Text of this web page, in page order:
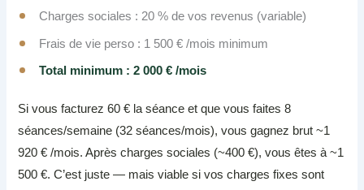
Charges sociales : 20 % de vos revenus (variable)
Frais de vie perso : 1 500 € /mois minimum
Total minimum : 2 000 € /mois
Si vous facturez 60 € la séance et que vous faites 8
séances/semaine (32 séances/mois), vous gagnez brut ~1
920 € /mois. Après charges sociales (~400 €), vous êtes à ~1
500 €. C’est juste — mais viable si vos charges fixes sont